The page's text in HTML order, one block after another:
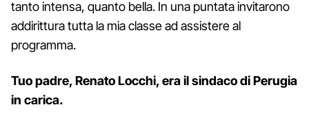
tanto intensa, quanto bella. In una puntata invitarono
addirittura tutta la mia classe ad assistere al
programma.
Tuo padre, Renato Locchi, era il sindaco di Perugia
in carica.